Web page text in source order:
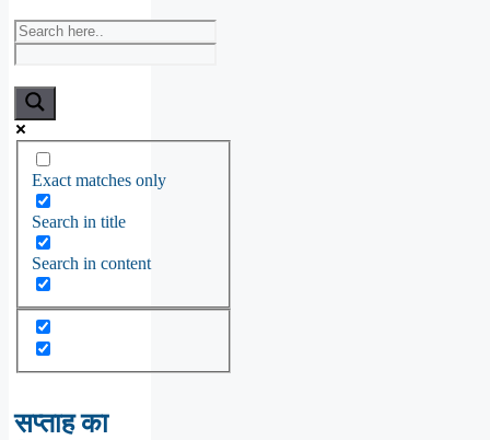
Exact matches only
Search in title
Search in content
सप्ताह का